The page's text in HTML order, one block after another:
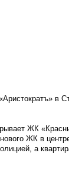
в
ЖК
ЖК в
а